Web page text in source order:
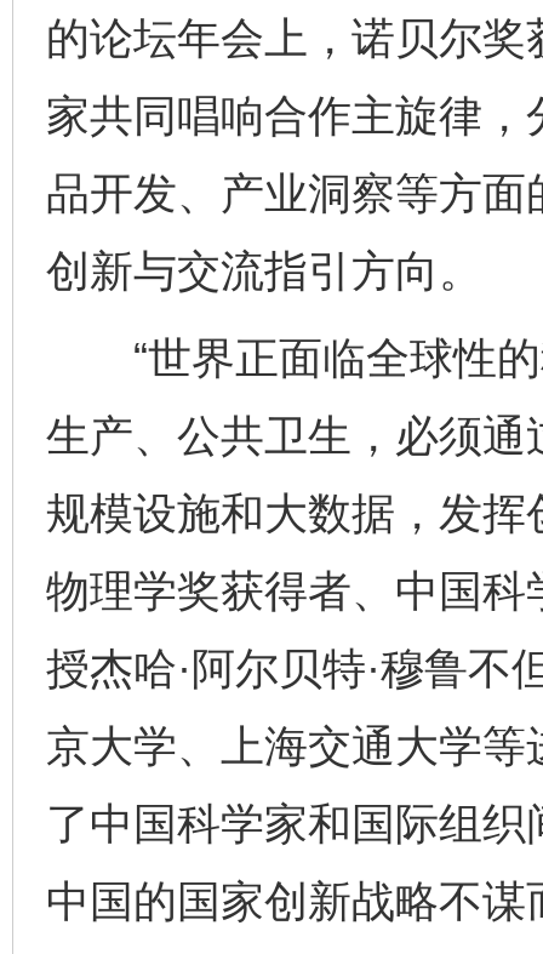
的论坛年会上，诺贝尔
家共同唱响合作主旋律
品开发、产业洞察等方
创新与交流指引方向。
“世界正面临全球性的
生产、公共卫生，必须
规模设施和大数据，发挥
物理学奖获得者、中国
授杰哈·阿尔贝特·穆鲁不
京大学、上海交通大学
了中国科学家和国际组
中国的国家创新战略不谋